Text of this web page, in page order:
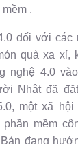
.
đối với các
quà xa xỉ,
nghệ 4.0
Nhật đã
một xã
phần mềm
đang